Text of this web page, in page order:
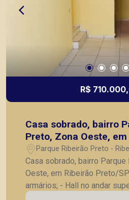
R$
Casa sobrado, bairro
Preto, Zona Oeste,
Preto/SP;
Parque Ribeirão Preto -
Casa sobrado, bairro
Oeste, em Ribeirão Preto/SP; - 03 suítes
armários; - Hall no andar superior; - Sala para 02
ambientes; - Cozinha com copa; - Lavanderia